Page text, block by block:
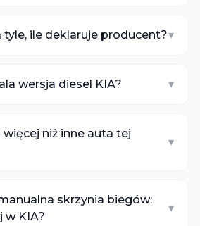
tyle, ile deklaruje producent?▾
wersja diesel KIA? ▾
więcej niż inne auta tej
▾
skrzynia biegów:
w KIA?
▾